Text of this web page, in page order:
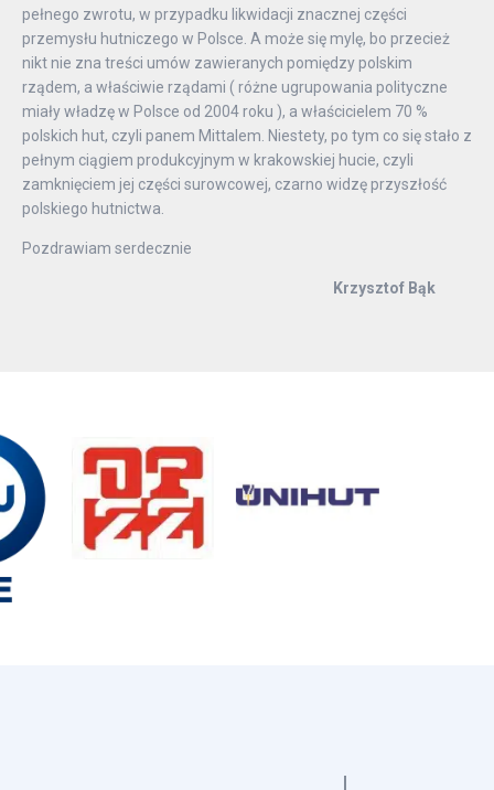
pełnego zwrotu, w przypadku likwidacji znacznej części
przemysłu hutniczego w Polsce. A może się mylę, bo przecież
nikt nie zna treści umów zawieranych pomiędzy polskim
rządem, a właściwie rządami ( różne ugrupowania polityczne
miały władzę w Polsce od 2004 roku ), a właścicielem 70 %
polskich hut, czyli panem Mittalem. Niestety, po tym co się stało z
pełnym ciągiem produkcyjnym w krakowskiej hucie, czyli
zamknięciem jej części surowcowej, czarno widzę przyszłość
polskiego hutnictwa.
Pozdrawiam serdecznie
Krzysztof Bąk